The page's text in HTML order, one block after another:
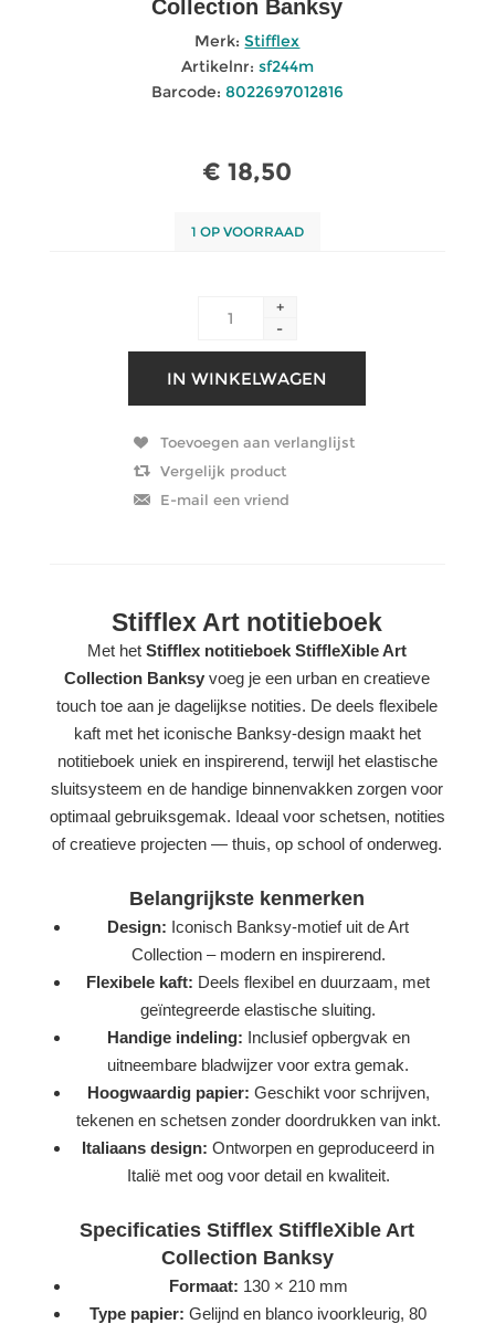
Collection Banksy
Merk: Stifflex
Artikelnr: sf244m
Barcode: 8022697012816
€ 18,50
1 OP VOORRAAD
+
-
Stifflex Art notitieboek
Met hetStifflex notitieboek StiffleXible Art
Collection Banksy voeg je een urban en creatieve
touch toe aan je dagelijkse notities. De deels flexibele
kaft met het iconische Banksy-design maakt het
notitieboek uniek en inspirerend, terwijl het elastische
sluitsysteem en de handige binnenvakken zorgen voor
optimaal gebruiksgemak. Ideaal voor schetsen, notities
of creatieve projecten — thuis, op school of onderweg.
Belangrijkste kenmerken
Design: Iconisch Banksy-motief uit de Art
Collection – modern en inspirerend.
Flexibele kaft: Deels flexibel en duurzaam, met
geïntegreerde elastische sluiting.
Handige indeling: Inclusief opbergvak en
uitneembare bladwijzer voor extra gemak.
Hoogwaardig papier: Geschikt voor schrijven,
tekenen en schetsen zonder doordrukken van inkt.
Italiaans design: Ontworpen en geproduceerd in
Italië met oog voor detail en kwaliteit.
Specificaties Stifflex StiffleXible Art
Collection Banksy
Formaat: 130 × 210 mm
Type papier: Gelijnd en blanco ivoorkleurig, 80